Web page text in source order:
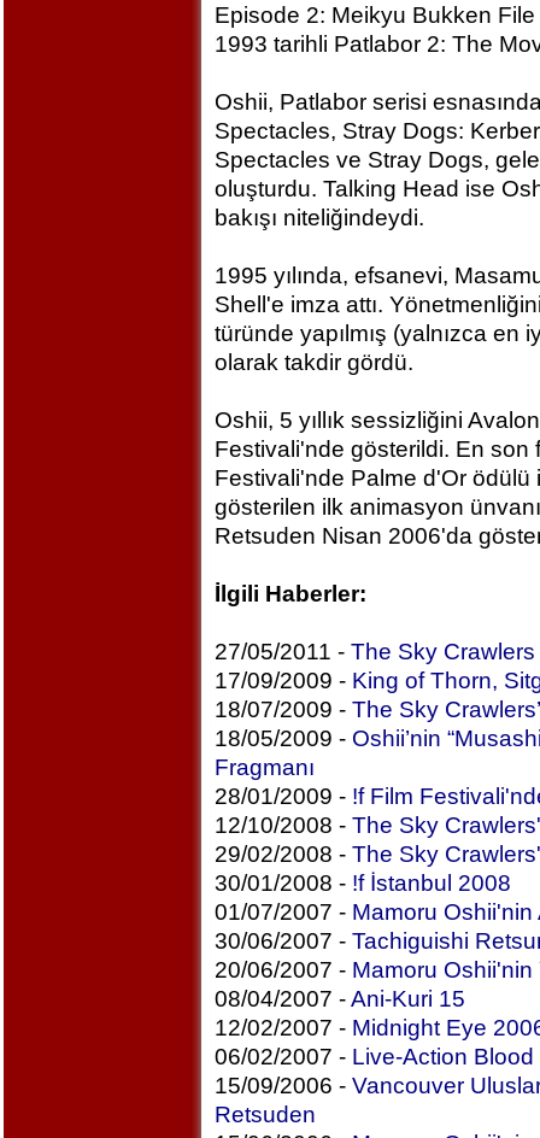
Episode 2: Meikyu Bukken
1993 tarihli Patlabor 2: The
Oshii, Patlabor serisi
Spectacles, Stray Dogs:
Spectacles ve Stray Dogs,
oluşturdu. Talking Head ise
bakışı niteliğindeydi.
1995 yılında, efsanevi,
Shell'e imza attı.
türünde yapılmış (yalnızca en
olarak takdir gördü.
Oshii, 5 yıllık sessizliğini
Festivali'nde gösterildi. En
Festivali'nde Palme d'Or ödülü
gösterilen ilk animasyon
Retsuden Nisan 2006'da
İlgili Haberler:
27/05/2011 - The Sky
17/09/2009 - King of Thorn,
18/07/2009 - The Sky
18/05/2009 - Oshii’nin
Fragmanı
28/01/2009 - !f Film
12/10/2008 - The Sky
29/02/2008 - The Sky
30/01/2008 - !f İstanbul 2008
01/07/2007 - Mamoru
30/06/2007 - Tachiguishi
20/06/2007 - Mamoru Oshii'nin
08/04/2007 -Ani-Kuri 15
12/02/2007 - Midnight Eye
06/02/2007 - Live-Action
15/09/2006 - Vancouver
Retsuden